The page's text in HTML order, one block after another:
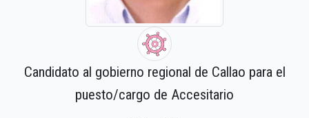
Candidato al gobierno regional de Callao para el
puesto/cargo de Accesitario